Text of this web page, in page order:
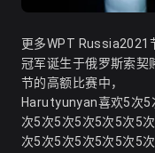
更多WPT Russia2021
冠军诞生于俄罗斯索契
节的高额比赛中，
Harutyunyan喜欢5次
次5次5次5次5次5次5
次5次5次5次5次5次5